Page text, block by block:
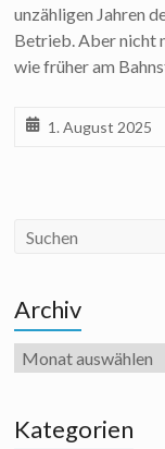
unzähligen Jahren
Betrieb. Aber nicht
wie früher am
1. August 2025
Archiv
Archiv
Kategorien